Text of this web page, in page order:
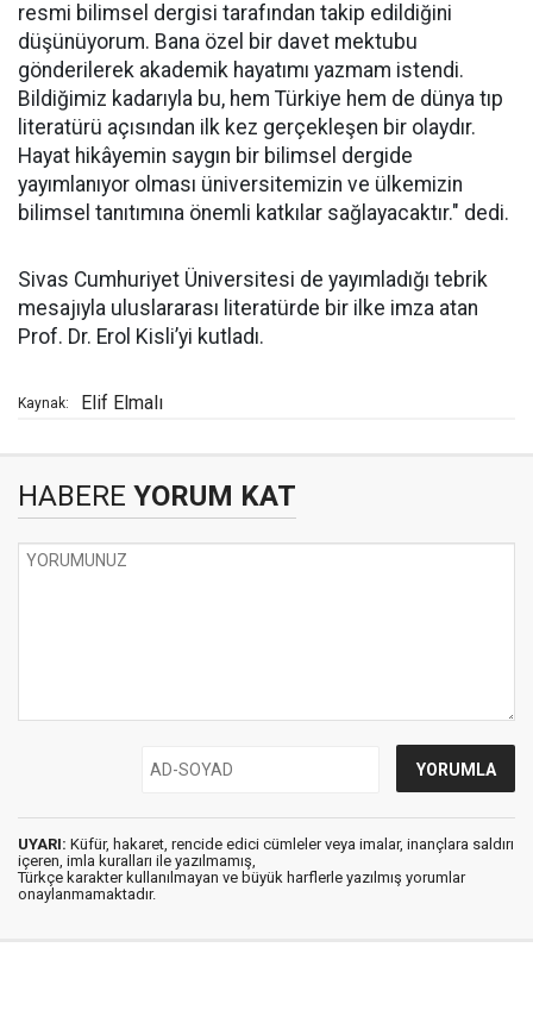
resmi bilimsel dergisi tarafından takip edildiğini
düşünüyorum. Bana özel bir davet mektubu
gönderilerek akademik hayatımı yazmam istendi.
Bildiğimiz kadarıyla bu, hem Türkiye hem de dünya tıp
literatürü açısından ilk kez gerçekleşen bir olaydır.
Hayat hikâyemin saygın bir bilimsel dergide
yayımlanıyor olması üniversitemizin ve ülkemizin
bilimsel tanıtımına önemli katkılar sağlayacaktır." dedi.
Sivas Cumhuriyet Üniversitesi de yayımladığı tebrik
mesajıyla uluslararası literatürde bir ilke imza atan
Prof. Dr. Erol Kisli’yi kutladı.
Kaynak: Elif Elmalı
HABERE YORUM KAT
UYARI: Küfür, hakaret, rencide edici cümleler veya imalar, inançlara saldırı
içeren, imla kuralları ile yazılmamış,
Türkçe karakter kullanılmayan ve büyük harflerle yazılmış yorumlar
onaylanmamaktadır.